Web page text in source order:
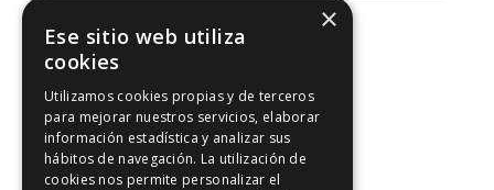
Alojamiento
Blog-e
Copa América de Vela
Eventos en Cataluña
Fórmula 1
×
Ese sitio web utiliza
cookies
Utilizamos cookies propias y de terceros
para mejorar nuestros servicios, elaborar
información estadística y analizar sus
hábitos de navegación. La utilización de
cookies nos permite personalizar el